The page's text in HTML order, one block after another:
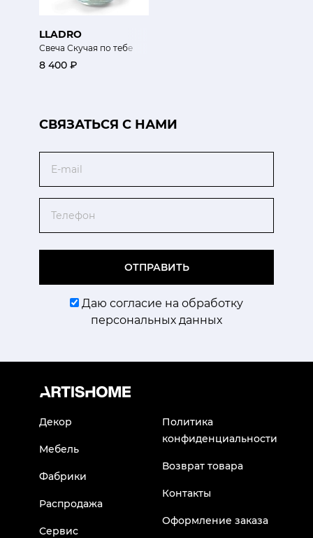
LLADRO
Свеча Скучая по тебе
8 400 ₽
CВЯЗАТЬСЯ С НАМИ
ОТПРАВИТЬ
Даю согласие на обработку
персональных данных
Декор
Мебель
Фабрики
Распродажа
Сервис
Политика
конфиденциальности
Возврат товара
Контакты
Оформление заказа